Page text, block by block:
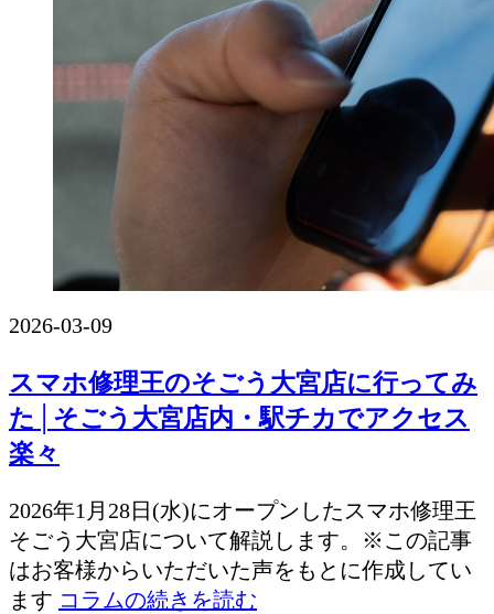
2026-03-09
スマホ修理王のそごう大宮店に行ってみ
た│そごう大宮店内・駅チカでアクセス
楽々
2026年1月28日(水)にオープンしたスマホ修理王
そごう大宮店について解説します。※この記事
はお客様からいただいた声をもとに作成してい
ます コラムの続きを読む